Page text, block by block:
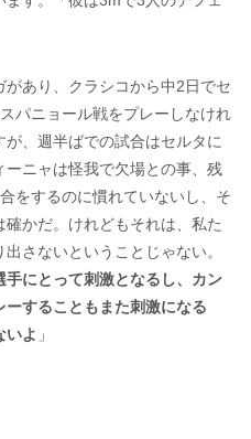
あり、クラシコから中2日でセ
パニョール戦をプレーしなけれ
、週半ばでの試合はセルタに
ニャは怪我で欠場との事、残
をするのに慣れていないし、そ
かだ。けれどもそれは、私た
さないということじゃない。
にとって刺激となるし、カン
することもまた刺激になる
いよ 」